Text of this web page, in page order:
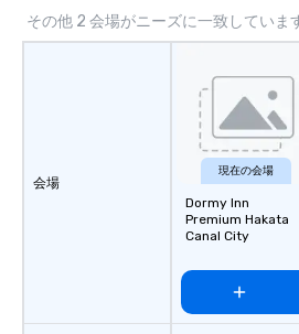
その他 2 会場がニーズに一致していま
会場
現在の会場
Dormy Inn
Premium Hakata
Canal City